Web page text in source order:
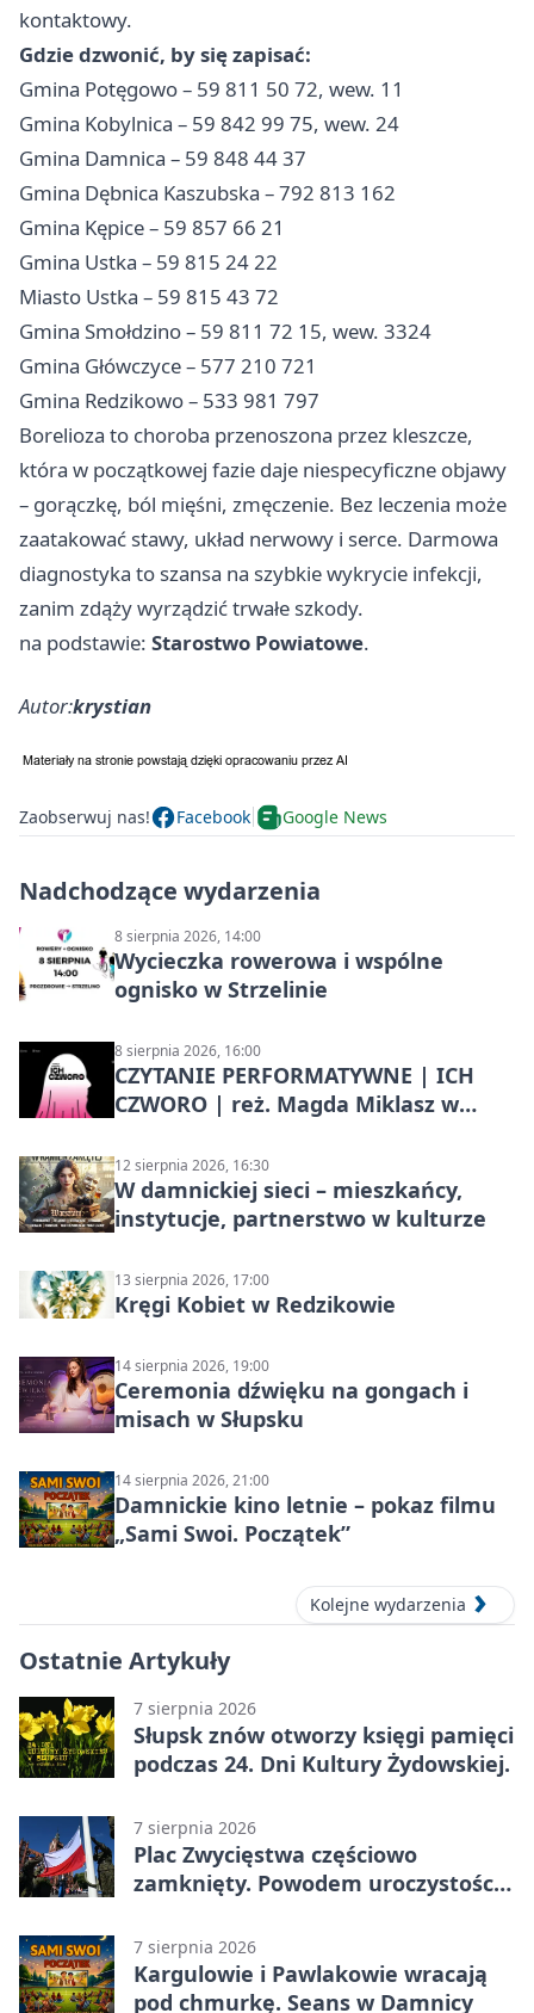
kontaktowy.
Gdzie dzwonić, by się zapisać:
Gmina Potęgowo – 59 811 50 72, wew. 11
Gmina Kobylnica – 59 842 99 75, wew. 24
Gmina Damnica – 59 848 44 37
Gmina Dębnica Kaszubska – 792 813 162
Gmina Kępice – 59 857 66 21
Gmina Ustka – 59 815 24 22
Miasto Ustka – 59 815 43 72
Gmina Smołdzino – 59 811 72 15, wew. 3324
Gmina Główczyce – 577 210 721
Gmina Redzikowo – 533 981 797
Borelioza to choroba przenoszona przez kleszcze,
która w początkowej fazie daje niespecyficzne objawy
– gorączkę, ból mięśni, zmęczenie. Bez leczenia może
zaatakować stawy, układ nerwowy i serce. Darmowa
diagnostyka to szansa na szybkie wykrycie infekcji,
zanim zdąży wyrządzić trwałe szkody.
na podstawie: Starostwo Powiatowe.
Autor:krystian
Zaobserwuj nas! Facebook Google News
Nadchodzące wydarzenia
8 sierpnia 2026, 14:00
Wycieczka rowerowa i wspólne
ognisko w Strzelinie
8 sierpnia 2026, 16:00
CZYTANIE PERFORMATYWNE | ICH
CZWORO | reż. Magda Miklasz w
12 sierpnia 2026, 16:30
W damnickiej sieci – mieszkańcy,
instytucje, partnerstwo w kulturze
13 sierpnia 2026, 17:00
Kręgi Kobiet w Redzikowie
14 sierpnia 2026, 19:00
Ceremonia dźwięku na gongach i
misach w Słupsku
14 sierpnia 2026, 21:00
Damnickie kino letnie – pokaz filmu
„Sami Swoi. Początek”
Kolejne wydarzenia
Ostatnie Artykuły
7 sierpnia 2026
Słupsk znów otworzy księgi pamięci
podczas 24. Dni Kultury Żydowskiej.
7 sierpnia 2026
Plac Zwycięstwa częściowo
zamknięty. Powodem uroczystości
7 sierpnia 2026
Kargulowie i Pawlakowie wracają
pod chmurkę. Seans w Damnicy